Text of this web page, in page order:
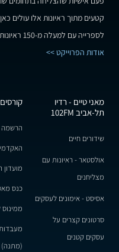
קטעים מתוך ראיונות אלו עולים
לספרייה עם למעלה מ-150 ראיונות עומק איכותיים, עם כלים מוכחים להצלחה.
אודות הפרוייקט >>
מאני טיים - רדיו
תל-אביב 102FM
שידורים חיים
אולסטאר - ראיונות עם
מצליחנים
אסיסט - אימונים לעסקים
סרטונים קצרים על
עסקים קטנים
הרשמה
כנס
(מתנה)